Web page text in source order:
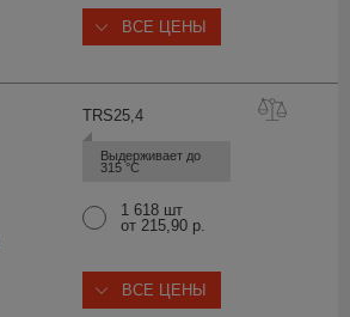
ВСЕ ЦЕНЫ
TRS25,4
Выдерживает до
315 °С
1 618 шт
от 215,90 р.
ВСЕ ЦЕНЫ